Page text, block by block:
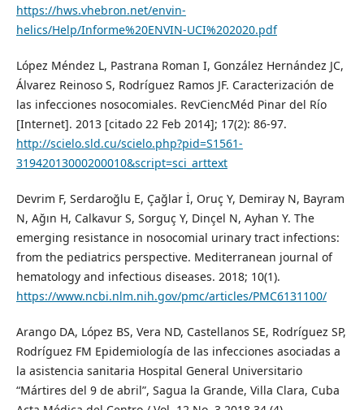
https://hws.vhebron.net/envin-
helics/Help/Informe%20ENVIN-UCI%202020.pdf
López Méndez L, Pastrana Roman I, González Hernández JC,
Álvarez Reinoso S, Rodríguez Ramos JF. Caracterización de
las infecciones nosocomiales. RevCiencMéd Pinar del Río
[Internet]. 2013 [citado 22 Feb 2014]; 17(2): 86-97.
http://scielo.sld.cu/scielo.php?pid=S1561-
31942013000200010&script=sci_arttext
Devrim F, Serdaroğlu E, Çağlar İ, Oruç Y, Demiray N, Bayram
N, Ağın H, Calkavur S, Sorguç Y, Dinçel N, Ayhan Y. The
emerging resistance in nosocomial urinary tract infections:
from the pediatrics perspective. Mediterranean journal of
hematology and infectious diseases. 2018; 10(1).
https://www.ncbi.nlm.nih.gov/pmc/articles/PMC6131100/
Arango DA, López BS, Vera ND, Castellanos SE, Rodríguez SP,
Rodríguez FM Epidemiología de las infecciones asociadas a
la asistencia sanitaria Hospital General Universitario
“Mártires del 9 de abril”, Sagua la Grande, Villa Clara, Cuba